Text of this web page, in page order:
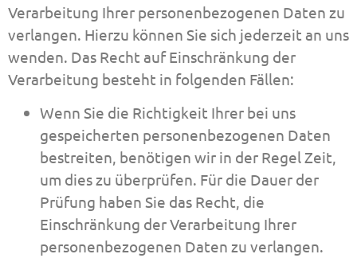
Verarbeitung Ihrer personenbezogenen Daten zu
verlangen. Hierzu können Sie sich jederzeit an uns
wenden. Das Recht auf Einschränkung der
Verarbeitung besteht in folgenden Fällen:
Wenn Sie die Richtigkeit Ihrer bei uns
gespeicherten personenbezogenen Daten
bestreiten, benötigen wir in der Regel Zeit,
um dies zu überprüfen. Für die Dauer der
Prüfung haben Sie das Recht, die
Einschränkung der Verarbeitung Ihrer
personenbezogenen Daten zu verlangen.